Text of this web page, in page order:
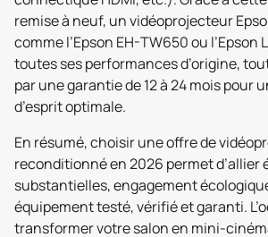
remise à neuf, un vidéoprojecteur
comme l’Epson EH-TW650 ou l’Epson
toutes ses performances d’origine,
par une garantie de 12 à 24 mois pour
d’esprit optimale.
En résumé, choisir une offre de
reconditionné en 2026 permet d’allier
substantielles, engagement
équipement testé, vérifié et garanti.
transformer votre salon en mini-